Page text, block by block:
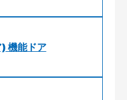
機能ドア